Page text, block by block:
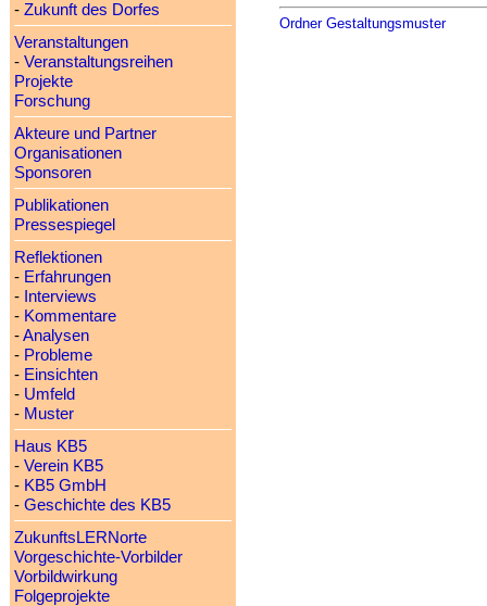
- Zukunft des Dorfes
Veranstaltungen
- Veranstaltungsreihen
Projekte
Forschung
Akteure und Partner
Organisationen
Sponsoren
Publikationen
Pressespiegel
Reflektionen
- Erfahrungen
- Interviews
- Kommentare
-Analysen
- Probleme
- Einsichten
- Umfeld
- Muster
Haus KB5
- Verein KB5
- KB5 GmbH
- Geschichte des KB5
ZukunftsLERNorte
Vorgeschichte-Vorbilder
Vorbildwirkung
Folgeprojekte
Ordner Gestaltungsmuster